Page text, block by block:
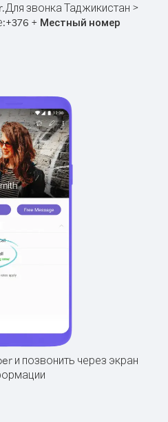
Для звонка Таджикистан >
+376 + Местный номер
и позвонить через экран